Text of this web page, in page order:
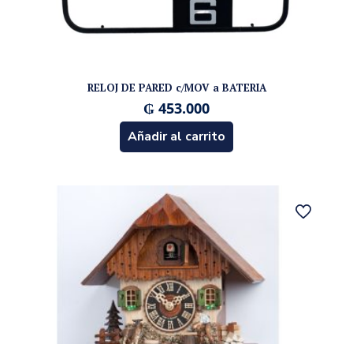
RELOJ DE PARED c/MOV a BATERIA
₲ 453.000
Añadir al carrito